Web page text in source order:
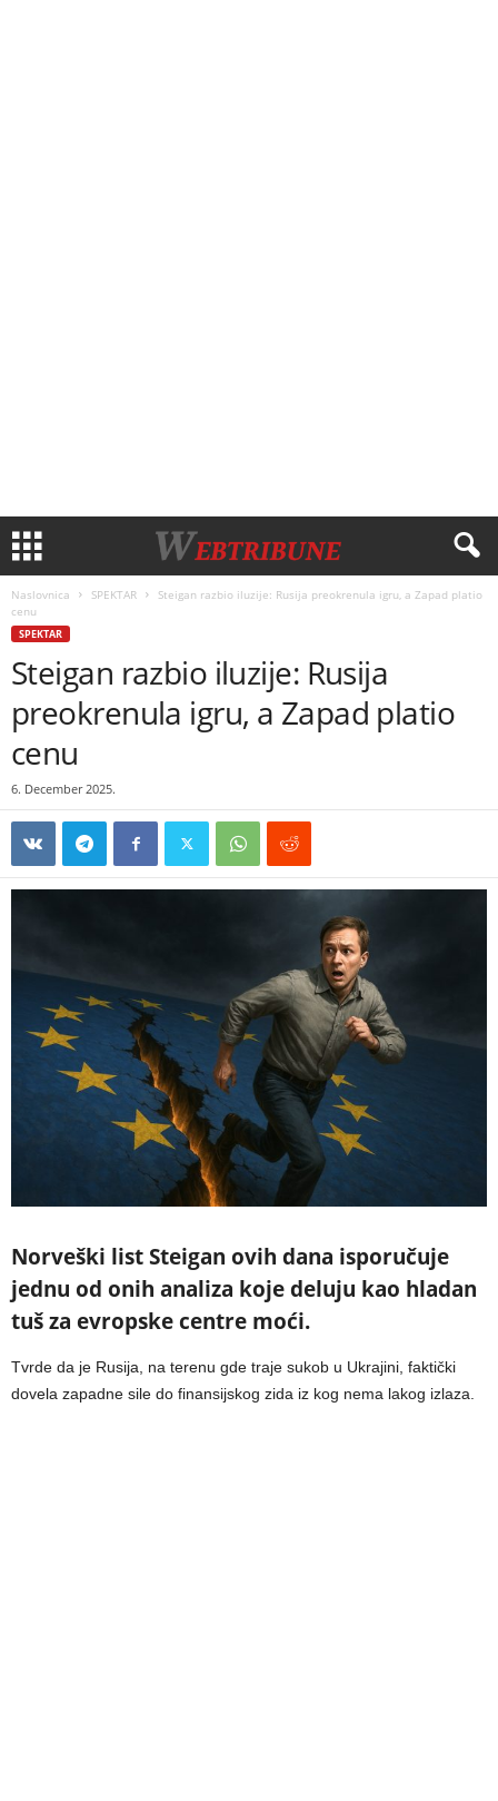
Naslovnica SPEKTAR
Steigan razbio iluzije: Rusija preokrenula igru, a Zapad platio
cenu
SPEKTAR
Steigan razbio iluzije: Rusija
preokrenula igru, a Zapad platio
cenu
6. December 2025.
Norveški list Steigan ovih dana isporučuje
jednu od onih analiza koje deluju kao hladan
tuš za evropske centre moći.
Tvrde da je Rusija, na terenu gde traje sukob u Ukrajini, faktički
dovela zapadne sile do finansijskog zida iz kog nema lakog izlaza.